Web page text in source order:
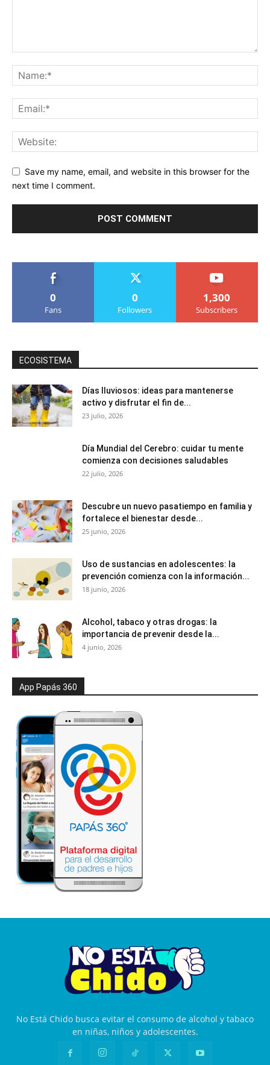
Save my name, email, and website in this browser for the
next time I comment.
0
Fans
0
Followers
1,300
Subscribers
ECOSISTEMA
Días lluviosos: ideas para mantenerse
activo y disfrutar el fin de...
23 julio, 2026
Día Mundial del Cerebro: cuidar tu mente
comienza con decisiones saludables
22 julio, 2026
Descubre un nuevo pasatiempo en familia y
fortalece el bienestar desde...
25 junio, 2026
Uso de sustancias en adolescentes: la
prevención comienza con la información...
18 junio, 2026
Alcohol, tabaco y otras drogas: la
importancia de prevenir desde la...
4 junio, 2026
App Papás 360
No Está Chido busca evitar el consumo de alcohol y tabaco
en niñas, niños y adolescentes.